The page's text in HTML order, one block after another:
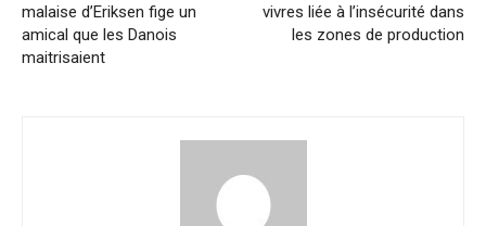
malaise d’Eriksen fige un
amical que les Danois
maitrisaient
vivres liée à l’insécurité dans
les zones de production